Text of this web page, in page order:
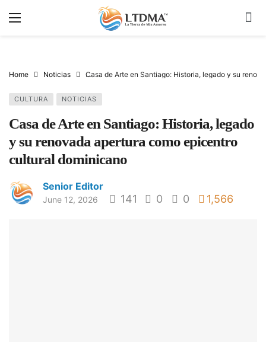
Home Noticias Casa de Arte en Santiago: Historia, legado y su
CULTURA NOTICIAS
Casa de Arte en Santiago: Historia, legado
y su renovada apertura como epicentro
cultural dominicano
Senior Editor
June 12, 2026 141 0 0 1,566